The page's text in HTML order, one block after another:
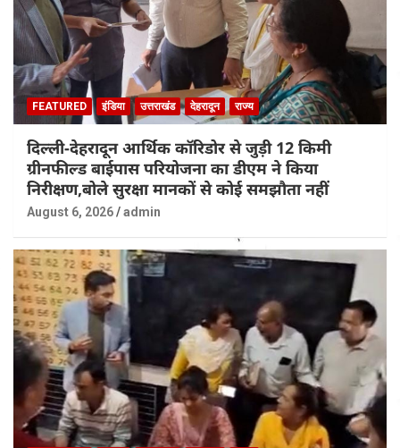
FEATURED इंडिया उत्तराखंड देहरादून राज्य
दिल्ली-देहरादून आर्थिक कॉरिडोर से जुड़ी 12 किमी
ग्रीनफील्ड बाईपास परियोजना का डीएम ने किया
निरीक्षण,बोले सुरक्षा मानकों से कोई समझौता नहीं
August 6, 2026 admin